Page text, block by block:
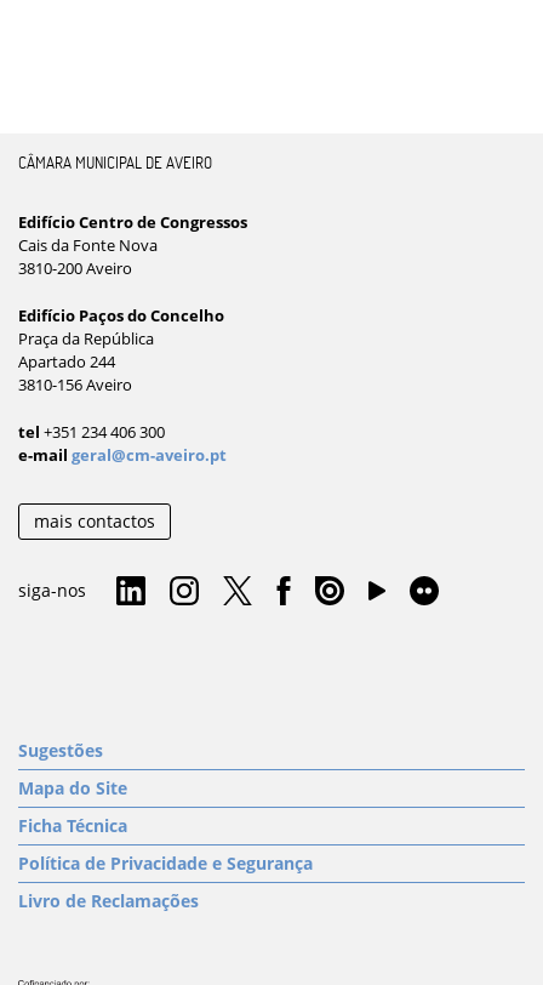
CÂMARA MUNICIPAL DE AVEIRO
Edifício Centro de Congressos
Cais da Fonte Nova
3810-200 Aveiro
Edifício Paços do Concelho
Praça da República
Apartado 244
3810-156 Aveiro
tel +351 234 406 300
e-mail geral@cm-aveiro.pt
mais contactos
siga-nos
Sugestões
Mapa do Site
Ficha Técnica
Política de Privacidade e Segurança
Livro de Reclamações